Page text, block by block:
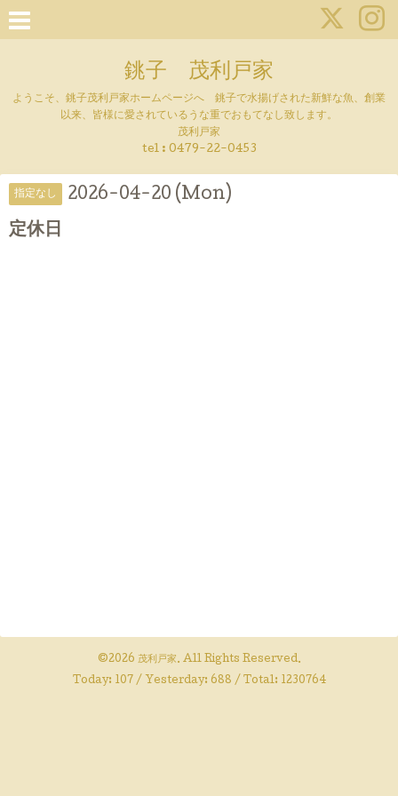
銚子 茂利戸家
ようこそ、銚子茂利戸家ホームページへ 銚子で水揚げされた新鮮な魚、創業
以来、皆様に愛されているうな重でおもてなし致します。
茂利戸家
tel : 0479-22-0453
指定なし 2026-04-20 (Mon)
定休日
©2026 茂利戸家. All Rights Reserved.
Today: 107 / Yesterday: 688 / Total: 1230764